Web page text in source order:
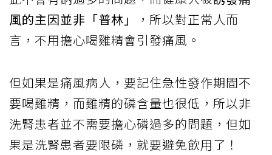
風的主因並非「普林」
，所以對正常人而
言，不用擔心喝雞精會引發痛風。
但如果是痛風病人，要記住急性發作期間不
要喝雞精，而雞精的磷含量也很低，所以非
洗腎患者並不需要擔心磷過多的問題，但如
果是洗腎患者要限磷，就要避免飲用了！